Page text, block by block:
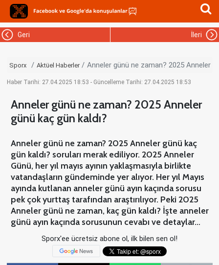
Geri İleri
Sporx Aktüel Haberler Anneler günü ne zaman? 2025 Anneler
Haber Tarihi: 27.04.2025 18:53 - Güncelleme Tarihi: 27.04.2025 18:53
Anneler günü ne zaman? 2025 Anneler
günü kaç gün kaldı?
Anneler günü ne zaman? 2025 Anneler günü kaç
gün kaldı? soruları merak ediliyor. 2025 Anneler
Günü, her yıl mayıs ayının yaklaşmasıyla birlikte
vatandaşların gündeminde yer alıyor. Her yıl Mayıs
ayında kutlanan anneler günü ayın kaçında sorusu
pek çok yurttaş tarafından araştırılıyor. Peki 2025
Anneler günü ne zaman, kaç gün kaldı? İşte anneler
günü ayın kaçında sorusunun cevabı ve detaylar…
Sporx'ee ücretsiz abone ol, ilk bilen sen ol!